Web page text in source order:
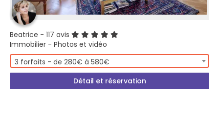
Beatrice - 117 avis
Immobilier - Photos et vidéo
3 forfaits - de 280€ à 580€
Détail et réservation